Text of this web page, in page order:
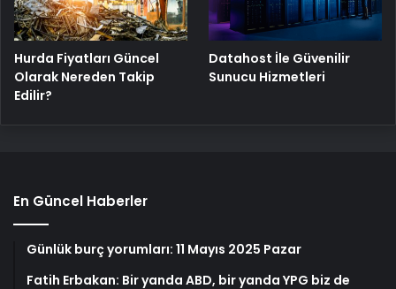
Hurda Fiyatları Güncel
Olarak Nereden Takip
Edilir?
Datahost İle Güvenilir
Sunucu Hizmetleri
En Güncel Haberler
Günlük burç yorumları: 11 Mayıs 2025 Pazar
Fatih Erbakan: Bir yanda ABD, bir yanda YPG biz de